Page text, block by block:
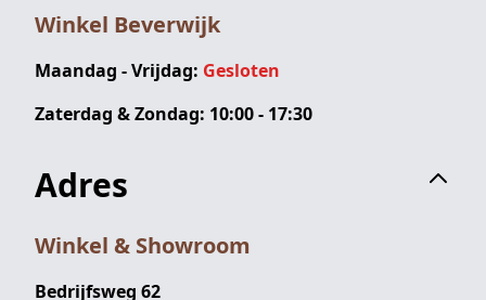
Winkel Beverwijk
Maandag - Vrijdag: Gesloten
Zaterdag & Zondag: 10:00 - 17:30
Adres
Winkel & Showroom
Bedrijfsweg 62